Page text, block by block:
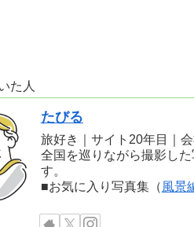
た人
たびる
旅好き｜サイト20年目｜
全国を巡りながら撮影し
す。
■お気に入り写真集（ 風景